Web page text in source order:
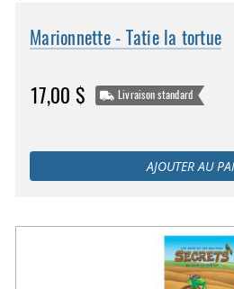
Marionnette - Tatie la tortue
17,00 $ Livraison standard
AJOUTER AU